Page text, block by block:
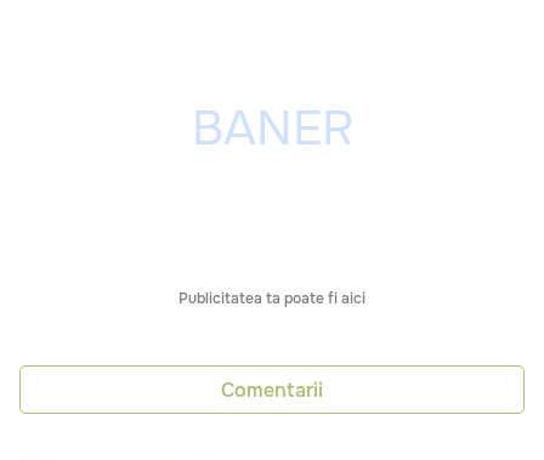
Publicitatea ta poate fi aici
Comentarii